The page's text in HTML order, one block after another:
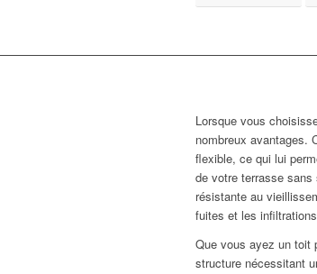
Lorsque vous
nombreux avantages.
flexible, ce qui lui
de votre terrasse
résistante au
fuites et les infiltrations
Que vous ayez un toit
structure nécessitant